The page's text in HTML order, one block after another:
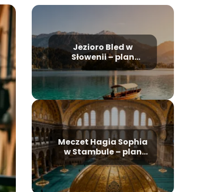
Jezioro Bled w
Słowenii – plan
zwiedzania i
najważniejsze
atrakcje
Meczet Hagia Sophia
w Stambule – plan
zwiedzania, historia,
bilety